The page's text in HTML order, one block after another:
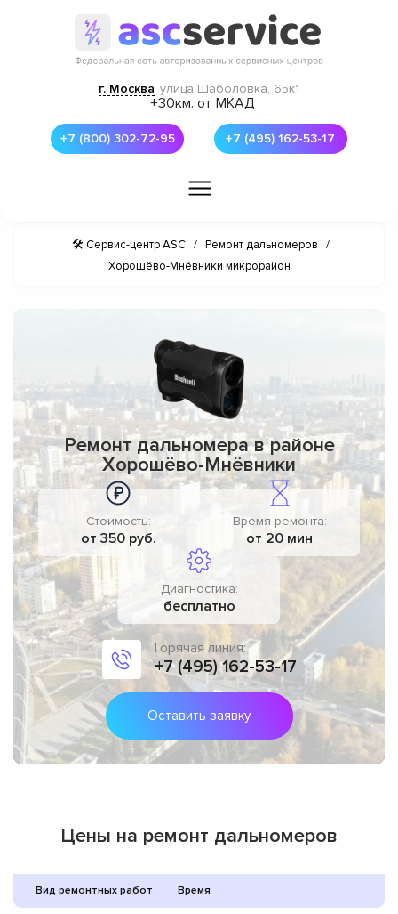
г. Москва улица Шаболовка, 65к1
+30км. от МКАД
+7 (800) 302-72-95 +7 (495) 162-53-17
🛠 Сервис-центр ASC / Ремонт дальномеров
/
Хорошёво-Мнёвники микрорайон
Ремонт дальномера в районе
Хорошёво-Мнёвники
Стоимость:
от 350 руб.
Время ремонта:
от 20 мин
Диагностика:
бесплатно
Горячая линия:
+7 (495) 162-53-17
Оставить заявку
Цены на ремонт дальномеров
Вид ремонтных работ Время